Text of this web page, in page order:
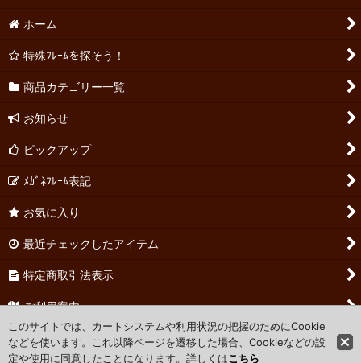
ホーム
特殊ﾌﾚｰﾑを探そう！
商品カテゴリー一覧
お知らせ
ピックアップ
ﾒｶﾞﾈﾌﾚｰﾑ表記
お気に入り
最近チェックしたアイテム
特定商取引法表示
ご利用案内
お問い合わせ
このサイトでは、カートシステムや利用状況の把握のためにCookie
などを使います。これ以降ページを遷移した場合、Cookieなどの設
定や使用に同意したことになります。詳しくはこちら